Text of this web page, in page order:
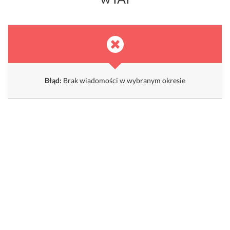
Błąd: Brak wiadomości w wybranym okresie